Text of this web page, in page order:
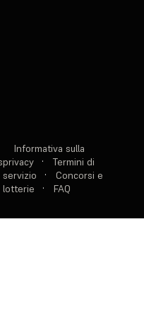
Informativa sulla
privacy
·
Termini di
servizio
·
Concorsi e
lotterie
· FAQ